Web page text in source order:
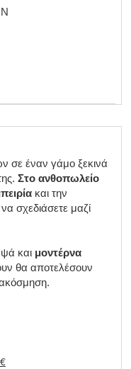
σε έναν γάμο ξεκινά
Στο ανθοπωλείο
και την
σχεδιάσετε μαζί
και μοντέρνα
θα αποτελέσουν